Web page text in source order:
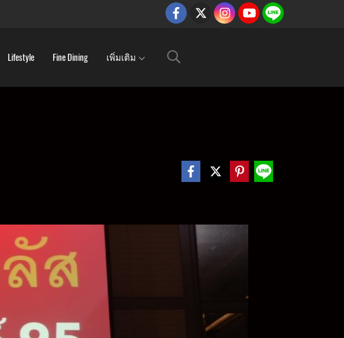
Lifestyle Fine Dining เพิ่มเติม